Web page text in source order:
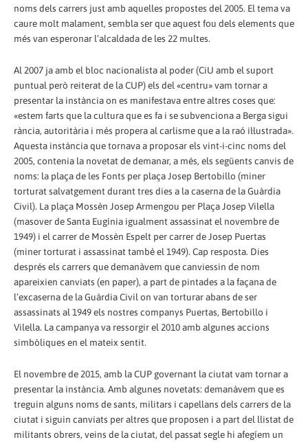
noms dels carrers just amb aquelles propostes del 2005. El tema va
caure molt malament, sembla ser que aquest fou dels elements que
més van esperonar l’alcaldada de les 22 multes.
Al 2007 ja amb el bloc nacionalista al poder (CiU amb el suport
puntual però reiterat de la CUP) els del «centru» vam tornar a
presentar la instància on es manifestava entre altres coses que:
«estem farts que la cultura que es fa i se subvenciona a Berga sigui
rància, autoritària i més propera al carlisme que a la raó il·lustrada».
Aquesta instància que tornava a proposar els vint-i-cinc noms del
2005, contenia la novetat de demanar, a més, els següents canvis de
noms: la plaça de les Fonts per plaça Josep Bertobillo (miner
torturat salvatgement durant tres dies a la caserna de la Guàrdia
Civil). La plaça Mossèn Josep Armengou per Plaça Josep Vilella
(masover de Santa Eugínia igualment assassinat el novembre de
1949) i el carrer de Mossèn Espelt per carrer de Josep Puertas
(miner torturat i assassinat també el 1949). Cap resposta. Dies
després els carrers que demanàvem que canviessin de nom
apareixien canviats (en paper), a part de pintades a la façana de
l’excaserna de la Guàrdia Civil on van torturar abans de ser
assassinats al 1949 els nostres companys Puertas, Bertobillo i
Vilella. La campanya va ressorgir el 2010 amb algunes accions
simbòliques en el mateix sentit.
El novembre de 2015, amb la CUP governant la ciutat vam tornar a
presentar la instància. Amb algunes novetats: demanàvem que es
treguin alguns noms de sants, militars i capellans dels carrers de la
ciutat i siguin canviats per altres que proposen i a part del llistat de
militants obrers, veins de la ciutat, del passat segle hi afegíem un